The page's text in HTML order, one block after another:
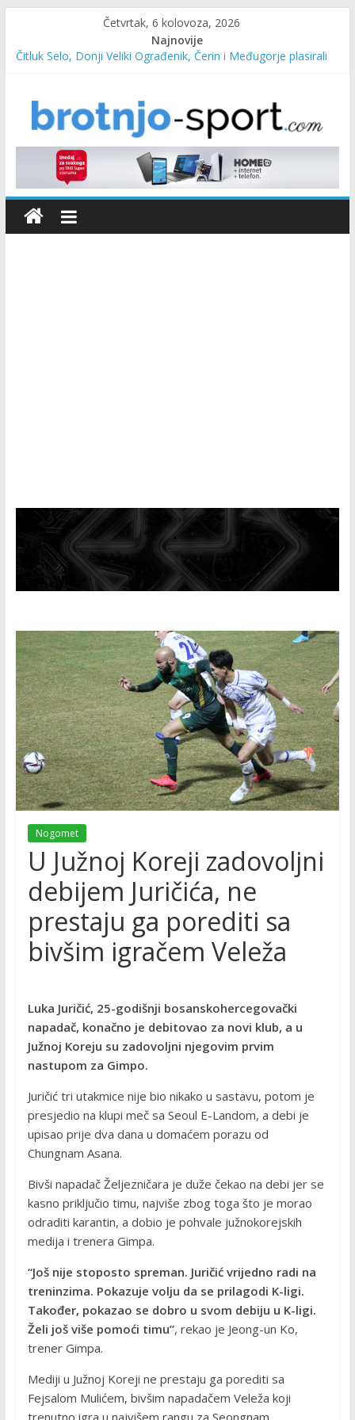
Četvrtak, 6 kolovoza, 2026
Najnovije
Čitluk Selo, Donji Veliki Ograđenik, Čerin i Međugorje plasirali
Marin Čilić napredovao na ATP ljestvici
Poznati polufinalisti MNL MZ općine Čitluk – Brotnjo 2026.
Predsjednica Vlade Marija Buhač, ministar Ivo Bevanda i
načelnik Marin Radišić čestitali organizatoricama na realizaciji
sportsko edukativnog kampa “Izlazi vani”
Nogomet
U Južnoj Koreji zadovoljni
debijem Juričića, ne
prestaju ga porediti sa
bivšim igračem Veleža
Luka Juričić, 25-godišnji bosanskohercegovački
napadač, konačno je debitovao za novi klub, a u
Južnoj Koreju su zadovoljni njegovim prvim
nastupom za Gimpo.
Juričić tri utakmice nije bio nikako u sastavu, potom je
presjedio na klupi meč sa Seoul E-Landom, a debi je
upisao prije dva dana u domaćem porazu od
Chungnam Asana.
Bivši napadač Željezničara je duže čekao na debi jer se
kasno priključio timu, najviše zbog toga što je morao
odraditi karantin, a dobio je pohvale južnokorejskih
medija i trenera Gimpa.
“Još nije stoposto spreman. Juričić vrijedno radi na
treninzima. Pokazuje volju da se prilagodi K-ligi.
Također, pokazao se dobro u svom debiju u K-ligi.
Želi još više pomoći timu”, rekao je Jeong-un Ko,
trener Gimpa.
Mediji u Južnoj Koreji ne prestaju ga porediti sa
Fejsalom Mulićem, bivšim napadačem Veleža koji